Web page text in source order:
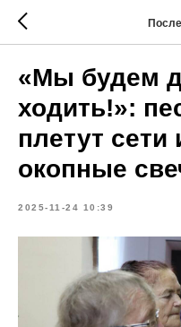
«Мы будем
ходить!»:
плетут сети
окопные
2025-11-24 10:39